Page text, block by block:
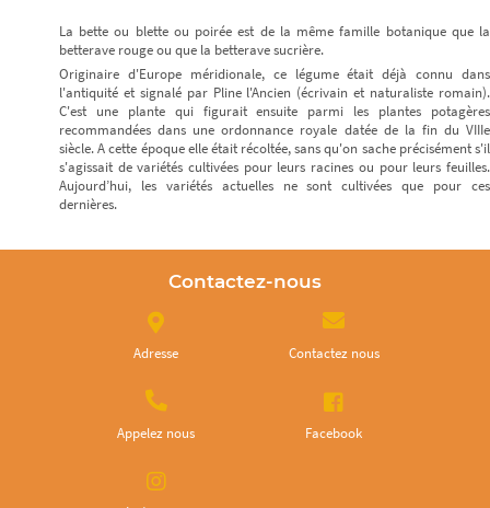
La bette ou blette ou poirée est de la même famille botanique que la
betterave rouge ou que la betterave sucrière.
Originaire d'Europe méridionale, ce légume était déjà connu dans
l'antiquité et signalé par Pline l'Ancien (écrivain et naturaliste romain).
C'est une plante qui figurait ensuite parmi les plantes potagères
recommandées dans une ordonnance royale datée de la fin du VIIIe
siècle. A cette époque elle était récoltée, sans qu'on sache précisément s'il
s'agissait de variétés cultivées pour leurs racines ou pour leurs feuilles.
Aujourd’hui, les variétés actuelles ne sont cultivées que pour ces
dernières.
Contactez-nous
Adresse Contactez nous
Appelez nous Facebook